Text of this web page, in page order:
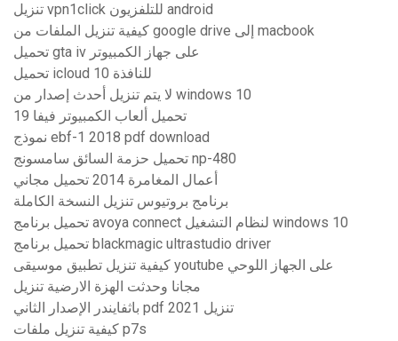
تنزيل vpn1click للتلفزيون android
كيفية تنزيل الملفات من google drive إلى macbook
تحميل gta iv على جهاز الكمبيوتر
تحميل icloud للنافذة 10
لا يتم تنزيل أحدث إصدار من windows 10
تحميل ألعاب الكمبيوتر فيفا 19
نموذج ebf-1 2018 pdf download
تحميل حزمة السائق سامسونج np-480
أعمال المغامرة 2014 تحميل مجاني
برنامج بروتيوس تنزيل النسخة الكاملة
تحميل برنامج avoya connect لنظام التشغيل windows 10
تحميل برنامج blackmagic ultrastudio driver
كيفية تنزيل تطبيق موسيقى youtube على الجهاز اللوحي
مجانا وحدثت الهزة الارضية تنزيل
باثفايندر الإصدار الثاني pdf تنزيل 2021
كيفية تنزيل ملفات p7s